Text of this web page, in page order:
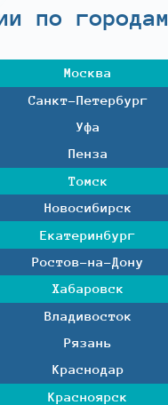
по городам
Москва
Санкт-Петербург
Уфа
Пенза
Томск
Новосибирск
Екатеринбург
Ростов-на-Дону
Хабаровск
Владивосток
Рязань
Краснодар
Красноярск